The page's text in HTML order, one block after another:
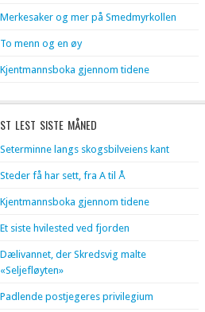
Merkesaker og mer på Smedmyrkollen
To menn og en øy
Kjentmannsboka gjennom tidene
LEST SISTE MÅNED
Seterminne langs skogsbilveiens kant
Steder få har sett, fra A til Å
Kjentmannsboka gjennom tidene
Et siste hvilested ved fjorden
Dælivannet, der Skredsvig malte
«Seljefløyten»
Padlende postjegeres privilegium